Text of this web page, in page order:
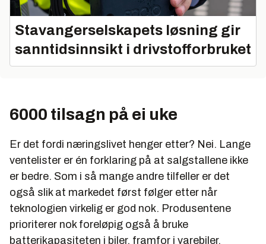
Stavangerselskapets løsning gir
sanntidsinnsikt i drivstofforbruket
6000 tilsagn på ei uke
Er det fordi næringslivet henger etter? Nei. Lange
ventelister er én forklaring på at salgstallene ikke
er bedre. Som i så mange andre tilfeller er det
også slik at markedet først følger etter når
teknologien virkelig er god nok. Produsentene
prioriterer nok foreløpig også å bruke
batterikapasiteten i biler, framfor i varebiler.